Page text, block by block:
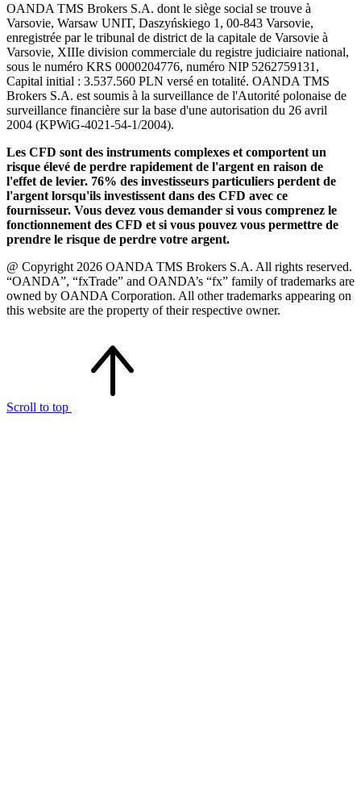
OANDA TMS Brokers S.A. dont le siège social se trouve à
Varsovie, Warsaw UNIT, Daszyńskiego 1, 00-843 Varsovie,
enregistrée par le tribunal de district de la capitale de Varsovie à
Varsovie, XIIIe division commerciale du registre judiciaire national,
sous le numéro KRS 0000204776, numéro NIP 5262759131,
Capital initial : 3.537.560 PLN versé en totalité. OANDA TMS
Brokers S.A. est soumis à la surveillance de l'Autorité polonaise de
surveillance financière sur la base d'une autorisation du 26 avril
2004 (KPWiG-4021-54-1/2004).
Les CFD sont des instruments complexes et comportent un
risque élevé de perdre rapidement de l'argent en raison de
l'effet de levier. 76% des investisseurs particuliers perdent de
l'argent lorsqu'ils investissent dans des CFD avec ce
fournisseur. Vous devez vous demander si vous comprenez le
fonctionnement des CFD et si vous pouvez vous permettre de
prendre le risque de perdre votre argent.
@ Copyright 2026 OANDA TMS Brokers S.A. All rights reserved.
“OANDA”, “fxTrade” and OANDA’s “fx” family of trademarks are
owned by OANDA Corporation. All other trademarks appearing on
this website are the property of their respective owner.
Scroll to top